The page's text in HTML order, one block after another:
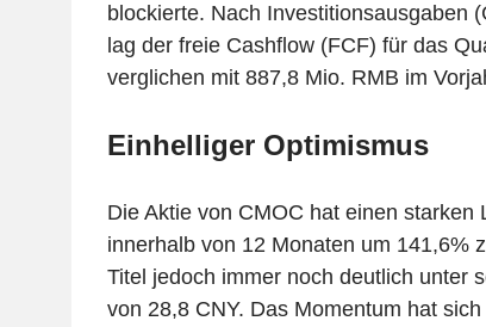
blockierte. Nach Investitionsausgaben
lag der freie Cashflow (FCF) für das
verglichen mit 887,8 Mio. RMB im
Einhelliger Optimismus
Die Aktie von CMOC hat einen starken
innerhalb von 12 Monaten um 141,6%
Titel jedoch immer noch deutlich unter
von 28,8 CNY. Das Momentum hat